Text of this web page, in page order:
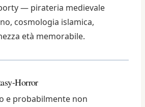
— pirateria medievale
cosmologia islamica,
età memorabile.
Horror
e probabilmente non